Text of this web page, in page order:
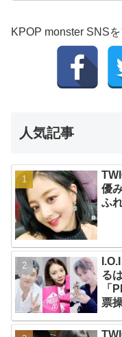
KPOP monster SNSを
人気記事
優
ふ
る
「
票